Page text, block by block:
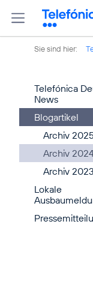
Sie sind hier:
Telefónica
News
Blogartikel
Archiv
Archiv
Archiv 2023
Lokale